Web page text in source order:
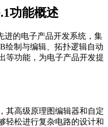
功能概述
的电子产品开发系统，集
绘制与编辑、拓扑逻辑自动
功能，为电子产品开发提
，其高级原理图编辑器和自定
够轻松进行复杂电路的设计和